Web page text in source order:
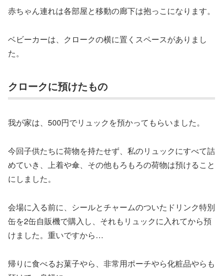
赤ちゃん連れは各部屋と移動の廊下は抱っこになります。
ベビーカーは、クロークの横に置くスペースがありまし
た。
クロークに預けたもの
我が家は、500円でリュックを預かってもらいました。
今回子供たちに荷物を持たせず、私のリュックにすべて詰
めていき、上着や傘、その他もろもろの荷物は預けること
にしました。
会場に入る前に、シールとチャームのついたドリンク特別
缶を2缶自販機で購入し、それもリュックに入れてから預
けました。重いですから…
帰りに食べるお菓子やら、非常用ポーチやら化粧品やらも